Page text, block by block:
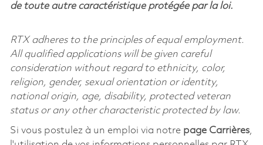
de toute autre caractéristique protégée par la loi.
RTX adheres to the principles of equal employment.
All qualified applications will be given careful
consideration without regard to ethnicity, color,
religion, gender, sexual orientation or identity,
national origin, age, disability, protected veteran
status or any other characteristic protected by law.
Si vous postulez à un emploi via notre page Carrières,